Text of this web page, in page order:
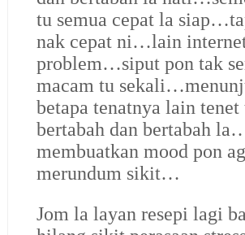
tu semua cepat la
nak cepat ni…lain
problem…siput pon tak
macam tu
betapa tenatnya lain
bertabah dan bertabah
membuatkan mood pon
merundum sikit…
Jom la layan resepi lagi